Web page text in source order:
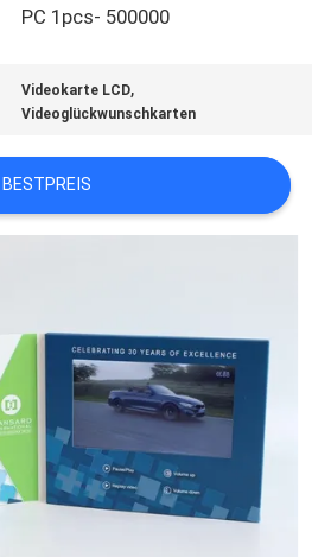
PC 1pcs- 500000
Videokarte LCD,
Videoglückwunschkarten
BESTPREIS